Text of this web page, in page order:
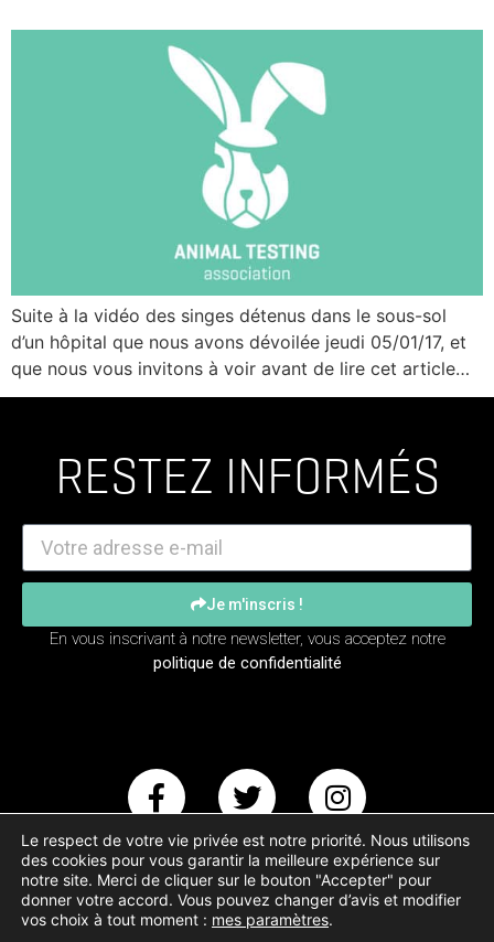
Suite à la vidéo des singes détenus dans le sous-sol
d’un hôpital que nous avons dévoilée jeudi 05/01/17, et
que nous vous invitons à voir avant de lire cet article…
RESTEZ INFORMÉS
Je m'inscris !
En vous inscrivant à notre newsletter, vous acceptez notre
politique de confidentialité
Copyright – Animal Testing © 2017-2023
Le respect de votre vie privée est notre priorité. Nous utilisons
des cookies pour vous garantir la meilleure expérience sur
notre site. Merci de cliquer sur le bouton "Accepter" pour
donner votre accord. Vous pouvez changer d’avis et modifier
vos choix à tout moment : mes paramètres.